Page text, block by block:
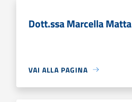
Dott.ssa Marcella Matta
VAI ALLA PAGINA